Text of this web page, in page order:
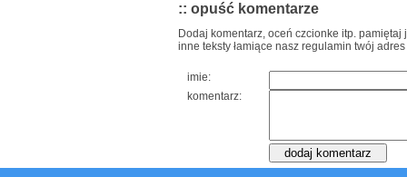
:: opuść komentarze
Dodaj komentarz, oceń czcionke itp.
inne teksty łamiące nasz regulamin twój
imie:
komentarz: